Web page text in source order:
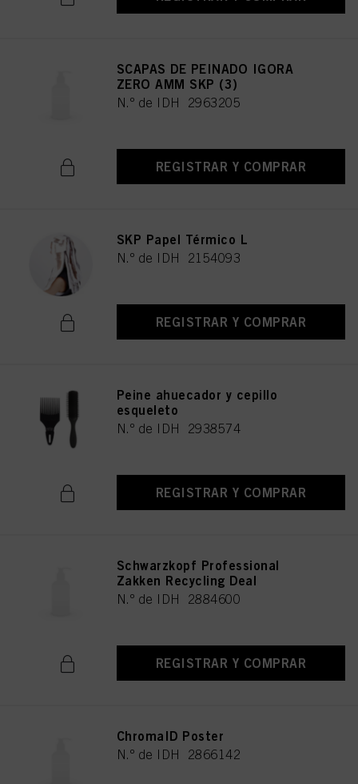
SCAPAS DE PEINADO IGORA
ZERO AMM SKP (3)
N.º de IDH 2963205
REGISTRAR Y COMPRAR
SKP Papel Térmico L
N.º de IDH 2154093
REGISTRAR Y COMPRAR
Peine ahuecador y cepillo
esqueleto
N.º de IDH 2938574
REGISTRAR Y COMPRAR
Schwarzkopf Professional
Zakken Recycling Deal
N.º de IDH 2884600
REGISTRAR Y COMPRAR
ChromaID Poster
N.º de IDH 2866142